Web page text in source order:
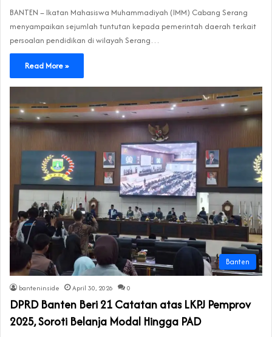
BANTEN – Ikatan Mahasiswa Muhammadiyah (IMM) Cabang Serang
menyampaikan sejumlah tuntutan kepada pemerintah daerah terkait
persoalan pendidikan di wilayah Serang…
Read More »
Banten
banteninside April 30, 2026 0
DPRD Banten Beri 21 Catatan atas LKPJ Pemprov
2025, Soroti Belanja Modal Hingga PAD